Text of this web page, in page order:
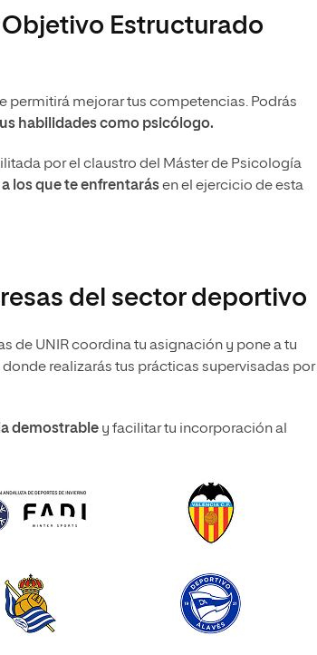
Estructurado
permitirá mejorar tus competencias. Podrás
habilidades como psicólogo.
por el claustro del Máster de Psicología
los que te enfrentarásen el ejercicio de esta
del sector deportivo
de UNIR coordina tu asignación y pone a tu
realizarás tus prácticas supervisadas por
demostrable y facilitar tu incorporación al